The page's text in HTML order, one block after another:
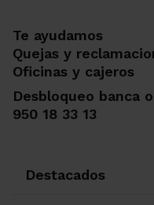
Te ayudamos
Quejas y
Oficinas y cajeros
Desbloqueo banca
950 18 33 13
Destacados